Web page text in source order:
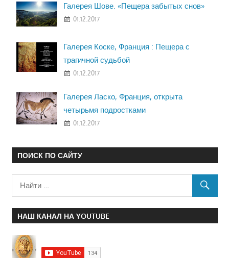
Галерея Шове. «Пещера забытых снов»
01.12.2017
Галерея Коске, Франция : Пещера с
трагичной судьбой
01.12.2017
Галерея Ласко, Франция, открыта
четырьмя подростками
01.12.2017
ПОИСК ПО САЙТУ
НАШ КАНАЛ НА YOUTUBE